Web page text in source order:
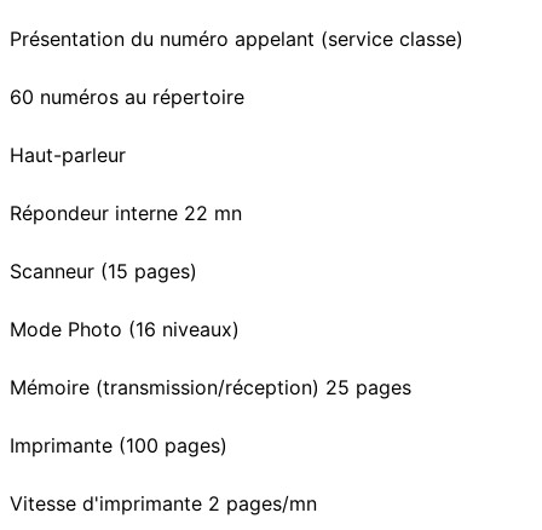
Présentation du numéro appelant (service classe)
60 numéros au répertoire
Haut-parleur
Répondeur interne 22 mn
Scanneur (15 pages)
Mode Photo (16 niveaux)
Mémoire (transmission/réception) 25 pages
Imprimante (100 pages)
Vitesse d'imprimante 2 pages/mn